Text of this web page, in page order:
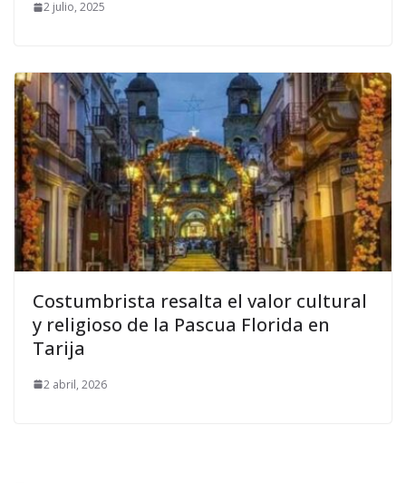
2 julio, 2025
Costumbrista resalta el valor cultural
y religioso de la Pascua Florida en
Tarija
2 abril, 2026